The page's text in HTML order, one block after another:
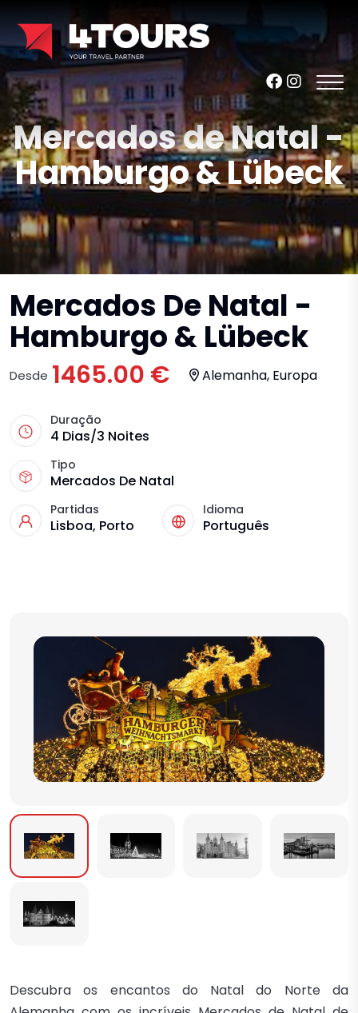
Mercados de Natal -
Hamburgo & Lübeck
Mercados De Natal -
Hamburgo & Lübeck
Desde 1465.00 € Alemanha, Europa
Duração
4 Dias/3 Noites
Tipo
Mercados De Natal
Partidas
Lisboa, Porto
Idioma
Português
Descubra os encantos do Natal do Norte da